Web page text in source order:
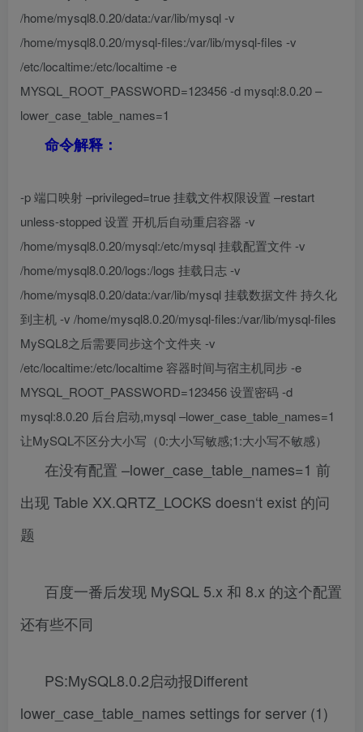
/home/mysql8.0.20/data:/var/lib/mysql -v
/home/mysql8.0.20/mysql-files:/var/lib/mysql-files -v
/etc/localtime:/etc/localtime -e
MYSQL_ROOT_PASSWORD=123456 -d mysql:8.0.20 –
lower_case_table_names=1
命令解释：
-p 端口映射 –privileged=true 挂载文件权限设置 –restart
unless-stopped 设置 开机后自动重启容器 -v
/home/mysql8.0.20/mysql:/etc/mysql 挂载配置文件 -v
/home/mysql8.0.20/logs:/logs 挂载日志 -v
/home/mysql8.0.20/data:/var/lib/mysql 挂载数据文件 持久化
到主机 -v /home/mysql8.0.20/mysql-files:/var/lib/mysql-files
MySQL8之后需要同步这个文件夹 -v
/etc/localtime:/etc/localtime 容器时间与宿主机同步 -e
MYSQL_ROOT_PASSWORD=123456 设置密码 -d
mysql:8.0.20 后台启动,mysql –lower_case_table_names=1
让MySQL不区分大小写（0:大小写敏感;1:大小写不敏感）
在没有配置 –lower_case_table_names=1 前
出现 Table XX.QRTZ_LOCKS doesn‘t exist 的问
题
百度一番后发现 MySQL 5.x 和 8.x 的这个配置
还有些不同
PS:MySQL8.0.2启动报Different
lower_case_table_names settings for server (1)